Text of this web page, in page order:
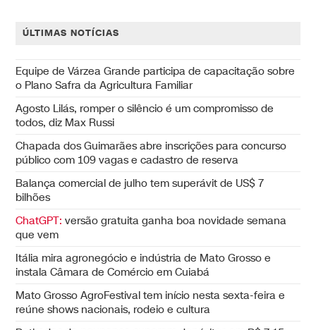
ÚLTIMAS NOTÍCIAS
Equipe de Várzea Grande participa de capacitação sobre
o Plano Safra da Agricultura Familiar
Agosto Lilás, romper o silêncio é um compromisso de
todos, diz Max Russi
Chapada dos Guimarães abre inscrições para concurso
público com 109 vagas e cadastro de reserva
Balança comercial de julho tem superávit de US$ 7
bilhões
ChatGPT: versão gratuita ganha boa novidade semana
que vem
Itália mira agronegócio e indústria de Mato Grosso e
instala Câmara de Comércio em Cuiabá
Mato Grosso AgroFestival tem início nesta sexta-feira e
reúne shows nacionais, rodeio e cultura